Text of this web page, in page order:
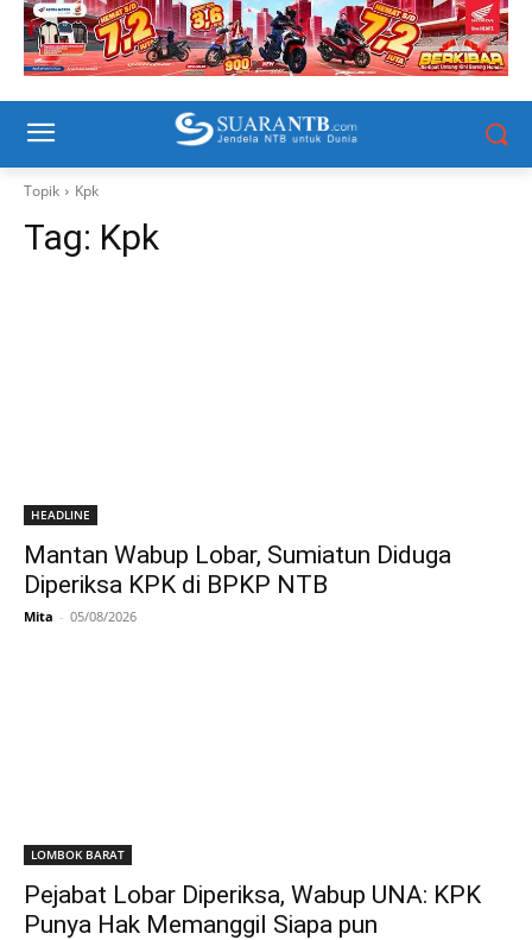
Topik Kpk
Tag: Kpk
HEADLINE
Mantan Wabup Lobar, Sumiatun Diduga
Diperiksa KPK di BPKP NTB
Mita - 05/08/2026
LOMBOK BARAT
Pejabat Lobar Diperiksa, Wabup UNA: KPK
Punya Hak Memanggil Siapa pun